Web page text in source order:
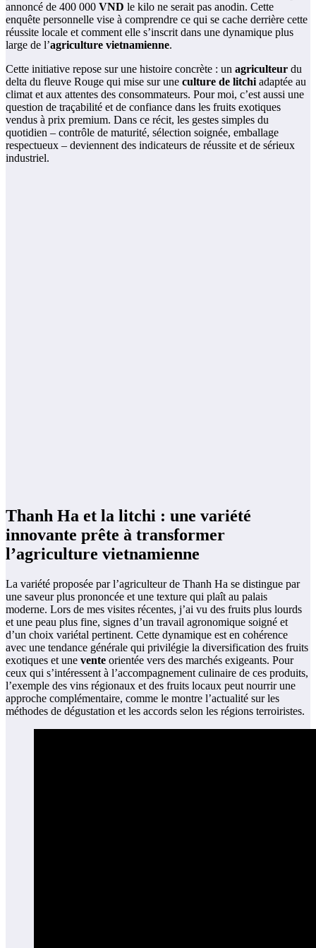
annoncé de 400 000 VND le kilo ne serait pas anodin. Cette
enquête personnelle vise à comprendre ce qui se cache derrière cette
réussite locale et comment elle s’inscrit dans une dynamique plus
large de l’agriculture vietnamienne.
Cette initiative repose sur une histoire concrète : un agriculteur du
delta du fleuve Rouge qui mise sur une culture de litchiadaptée au
climat et aux attentes des consommateurs. Pour moi, c’est aussi une
question de traçabilité et de confiance dans les fruits exotiques
vendus à prix premium. Dans ce récit, les gestes simples du
quotidien – contrôle de maturité, sélection soignée, emballage
respectueux – deviennent des indicateurs de réussite et de sérieux
industriel.
Thanh Ha et la litchi : une variété
innovante prête à transformer
l’agriculture vietnamienne
La variété proposée par l’agriculteur de Thanh Ha se distingue par
une saveur plus prononcée et une texture qui plaît au palais
moderne. Lors de mes visites récentes, j’ai vu des fruits plus lourds
et une peau plus fine, signes d’un travail agronomique soigné et
d’un choix variétal pertinent. Cette dynamique est en cohérence
avec une tendance générale qui privilégie la diversification des fruits
exotiques et une vente orientée vers des marchés exigeants. Pour
ceux qui s’intéressent à l’accompagnement culinaire de ces produits,
l’exemple des vins régionaux et des fruits locaux peut nourrir une
approche complémentaire, comme le montre l’actualité sur les
méthodes de dégustation et les accords selon les régions terroiristes.